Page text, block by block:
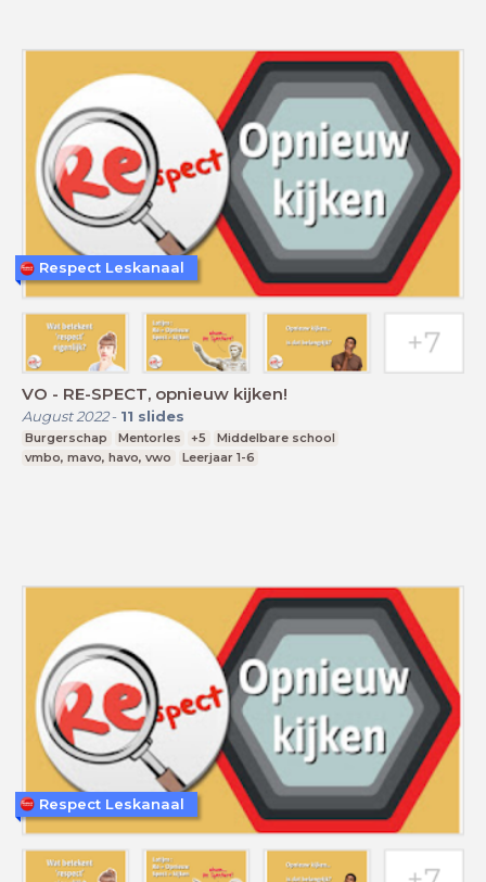
VO - RE-SPECT, opnieuw kijken!
August 2022- 11 slides
Burgerschap Mentorles +5
Middelbare school
vmbo, mavo, havo, vwo
Leerjaar 1-6
Respect Leskanaal
Respect Leskanaal